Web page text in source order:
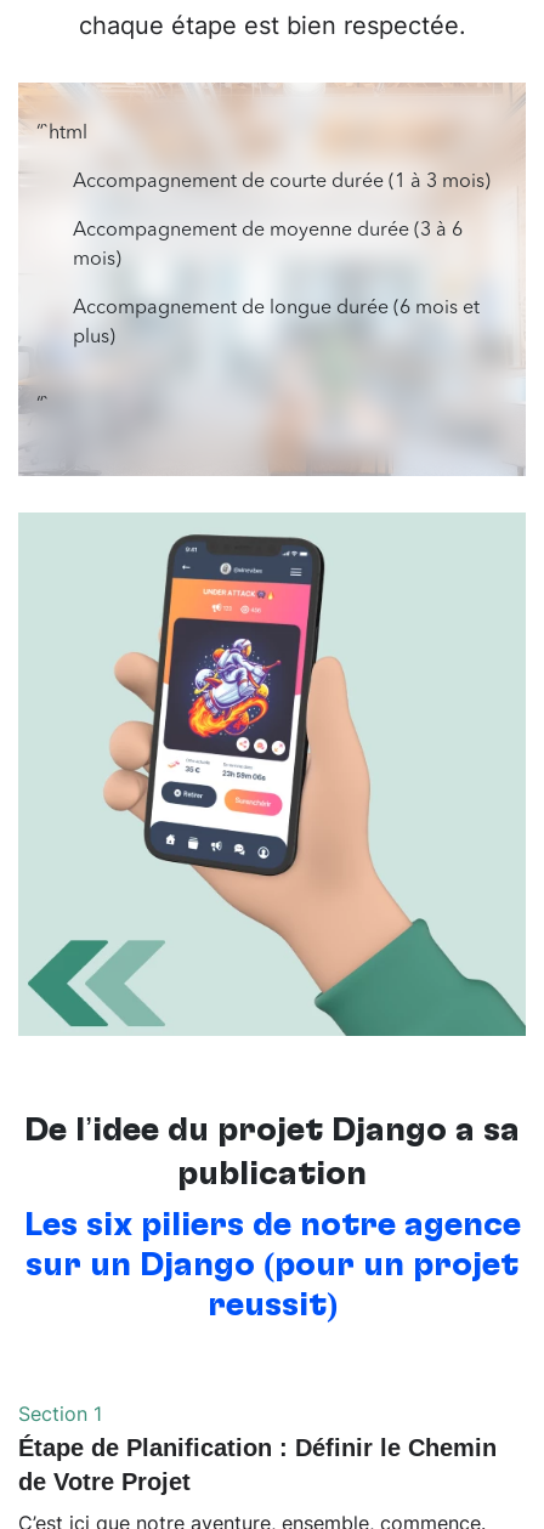
chaque étape est bien respectée.
“`html
Accompagnement de courte durée (1 à 3 mois)
Accompagnement de moyenne durée (3 à 6
mois)
Accompagnement de longue durée (6 mois et
plus)
“`
De l’idée du projet Django à sa
publication
Les six piliers de notre agence
sur un Django (pour un projet
réussit)
Section 1
Étape de Planification : Définir le Chemin
de Votre Projet
C’est ici que notre aventure, ensemble, commence.